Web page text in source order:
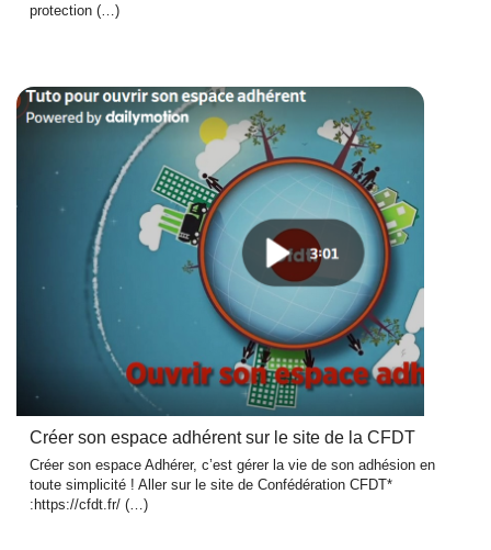
protection (…)
Créer son espace adhérent sur le site de la CFDT
Créer son espace Adhérer, c’est gérer la vie de son adhésion en
toute simplicité ! Aller sur le site de Confédération CFDT*
:https://cfdt.fr/ (…)